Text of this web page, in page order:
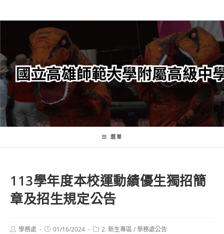
轉
要
內
容
選單
113學年度本校運動績優生獨招簡
章及招生規定公告
Post學務處
Post01/16/2024
Post2. 新生專區/學務處公告